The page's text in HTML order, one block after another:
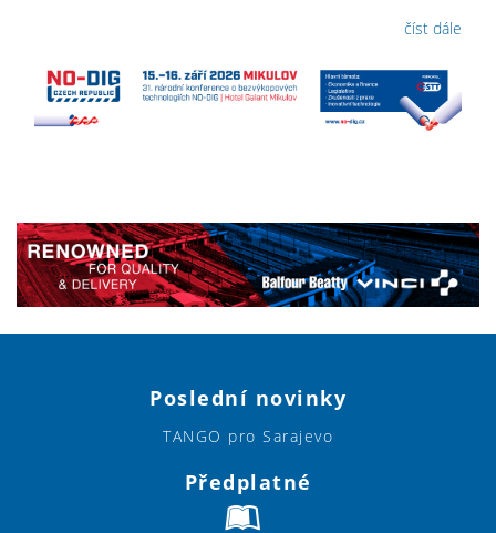
číst dále
Poslední novinky
TANGO pro Sarajevo
Předplatné